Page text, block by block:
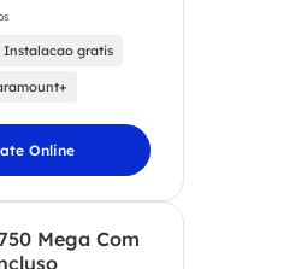
Instalacao gratis
Online
Mega Com